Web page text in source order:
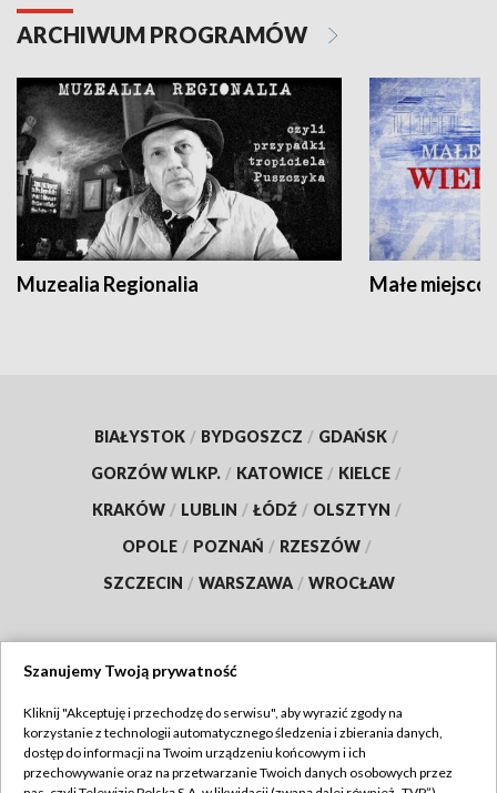
ARCHIWUM PROGRAMÓW
Muzealia Regionalia Małe
BIAŁYSTOK / BYDGOSZCZ / GDAŃSK /
GORZÓW WLKP. / KATOWICE / KIELCE /
KRAKÓW / LUBLIN / ŁÓDŹ / OLSZTYN /
OPOLE / POZNAŃ / RZESZÓW /
SZCZECIN / WARSZAWA / WROCŁAW
TVP
Abonament TVP
Regulamin TVP
Szanujemy Twoją prywatność
Kliknij "Akceptuję i przechodzę do serwisu", aby wyrazić zgody na
korzystanie z technologii automatycznego śledzenia i zbierania danych,
dostęp do informacji na Twoim urządzeniu końcowym i ich
przechowywanie oraz na przetwarzanie Twoich danych osobowych przez